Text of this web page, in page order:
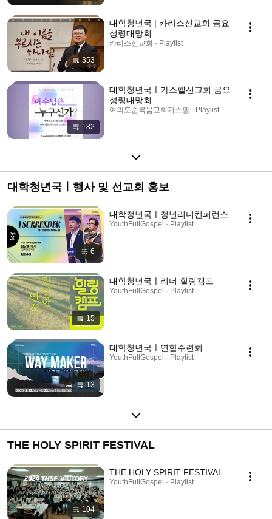
353
대학청년국 | 카리스선교회 금요
성령대망회
카리스선교회 · Playlist
182
대학청년국ㅣ가스펠선교회 금요
성령대망회
여의도순복음교회가스펠 · Playlist
대학청년국ㅣ행사 및 선교회 홍보
6
대학청년국ㅣ청년리더컨퍼런스
YouthFullGospel · Playlist
15
대학청년국ㅣ리더 힐링캠프
YouthFullGospel · Playlist
13
대학청년국ㅣ연합수련회
YouthFullGospel · Playlist
THE HOLY SPIRIT FESTIVAL
104
THE HOLY SPIRIT FESTIVAL
YouthFullGospel · Playlist